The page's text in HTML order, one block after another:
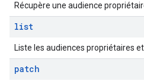
Récupère une audience
list
Liste les audiences propriétaires
patch